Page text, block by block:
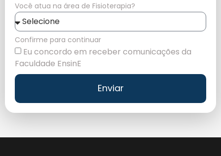
Você atua na área de Fisioterapia?
Confirme para continuar
Eu concordo em receber comunicações da
Faculdade EnsinE
Enviar